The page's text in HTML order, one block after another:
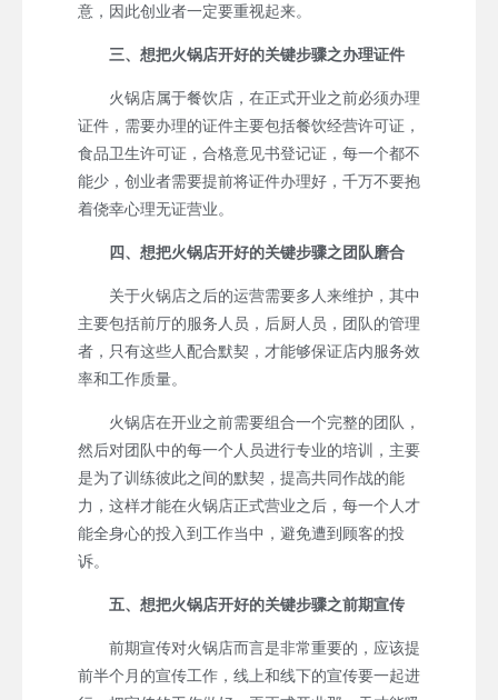
意，因此创业者一定要重视起来。
三、想把火锅店开好的关键步骤之办理证件
火锅店属于餐饮店，在正式开业之前必须办理
证件，需要办理的证件主要包括餐饮经营许可证，
食品卫生许可证，合格意见书登记证，每一个都不
能少，创业者需要提前将证件办理好，千万不要抱
着侥幸心理无证营业。
四、想把火锅店开好的关键步骤之团队磨合
关于火锅店之后的运营需要多人来维护，其中
主要包括前厅的服务人员，后厨人员，团队的管理
者，只有这些人配合默契，才能够保证店内服务效
率和工作质量。
火锅店在开业之前需要组合一个完整的团队，
然后对团队中的每一个人员进行专业的培训，主要
是为了训练彼此之间的默契，提高共同作战的能
力，这样才能在火锅店正式营业之后，每一个人才
能全身心的投入到工作当中，避免遭到顾客的投
诉。
五、想把火锅店开好的关键步骤之前期宣传
前期宣传对火锅店而言是非常重要的，应该提
前半个月的宣传工作，线上和线下的宣传要一起进